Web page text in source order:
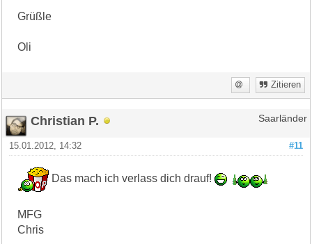
Grüßle
Oli
Zitieren
Christian P. Saarländer
#11
15.01.2012, 14:32
Das mach ich verlass dich drauf!
MFG
Chris